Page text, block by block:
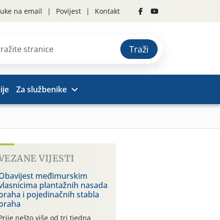
na email Povijest Kontakt
Traži
Za službenike
VIJESTI
međimurskim
plantažnih nasada
i pojedinačnih stabla
nešto više od tri tjedna